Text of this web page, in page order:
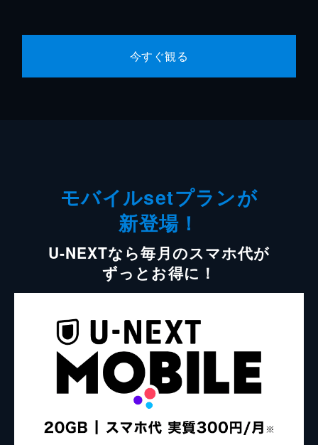
今すぐ観る
モバイルsetプランが
新登場！
U-NEXTなら毎月のスマホ代が
ずっとお得に！